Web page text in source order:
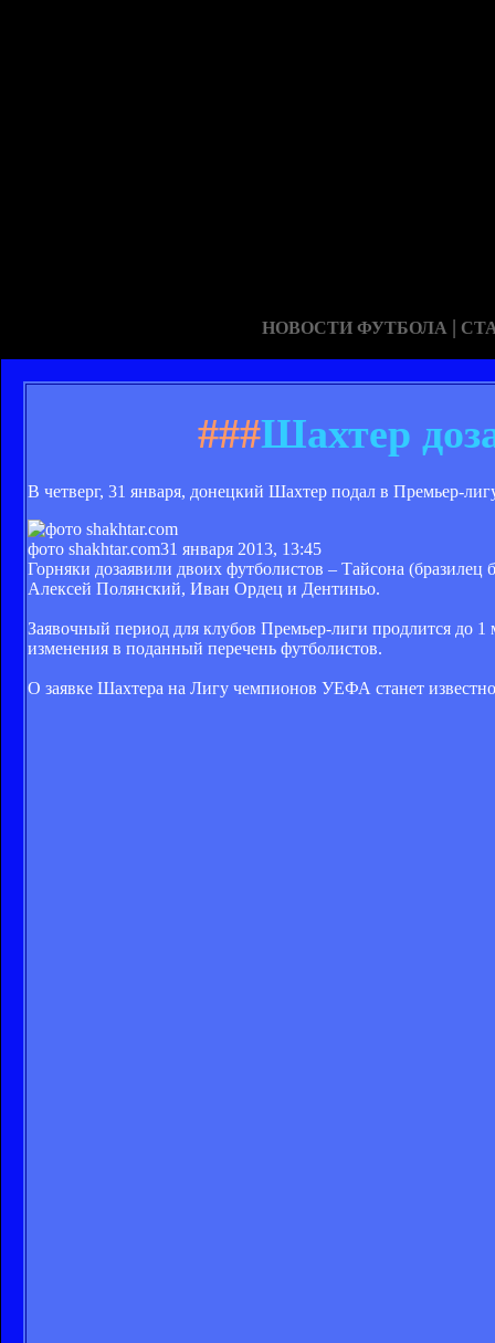
НОВОСТИ ФУТБОЛА |
###Шахтер
В четверг, 31 января, донецкий Шахтер подал в Премьер-
фото shakhtar.com31 января 2013, 13:45
Горняки дозаявили двоих футболистов – Тайсона
Алексей Полянский, Иван Ордец и Дентиньо.
Заявочный период для клубов Премьер-лиги продлится до
изменения в поданный перечень футболистов.
О заявке Шахтера на Лигу чемпионов УЕФА станет